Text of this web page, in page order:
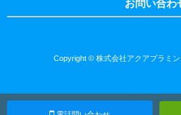
お問い合わ
Copyright © 株式会社アクアプラミ